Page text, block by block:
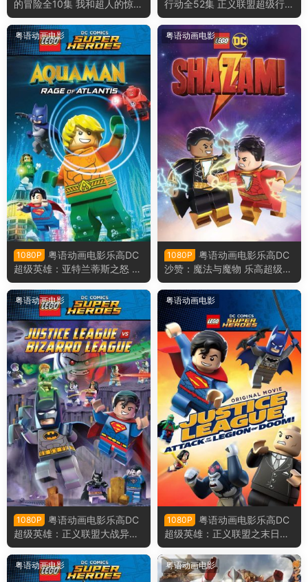
的冒险全10集 我和超人的惊奇
冒险粤语版
行动全52集 正义联盟超级行动
粤语版
粤语动画电影
1080P
粤语动画电影乐高DC
超级英雄：亚特兰蒂斯之怒 乐
高DC超级英雄︰水行侠︰亚特
兰提斯之怒粤语版
粤语动画电影
1080P
粤语动画电影乐高DC
沙赞：魔法与魔物 乐高超级英
雄沙赞：魔法与魔物粤语版
粤语动画电影
1080P
粤语动画电影乐高DC
超级英雄：正义联盟大战异魔
联盟 乐高超级英雄：正义联盟
对比扎罗联盟粤语版
粤语动画电影
1080P
粤语动画电影乐高DC
超级英雄：正义联盟之末日军
团的进攻 乐高正义联盟：毁灭
军团来袭粤语版
粤语动画电影 粤语动画电影